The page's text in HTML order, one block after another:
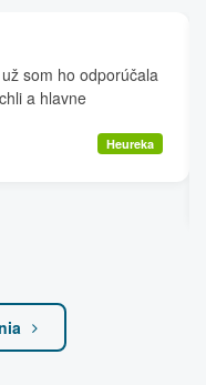
som ho odporúčala
a hlavne
Heureka